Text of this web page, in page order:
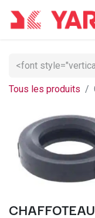
Tous les produits